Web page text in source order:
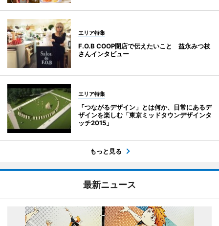
エリア特集
F.O.B COOP閉店で伝えたいこと 益永みつ枝
さんインタビュー
エリア特集
「つながるデザイン」とは何か、日常にあるデ
ザインを楽しむ「東京ミッドタウンデザインタ
ッチ2015」
もっと見る
最新ニュース